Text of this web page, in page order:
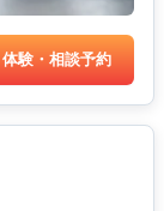
体験・相談予約